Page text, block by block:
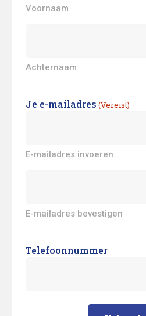
Voornaam
Achternaam
Je e-mailadres (Vereist)
E-mailadres invoeren
E-mailadres bevestigen
Telefoonnummer